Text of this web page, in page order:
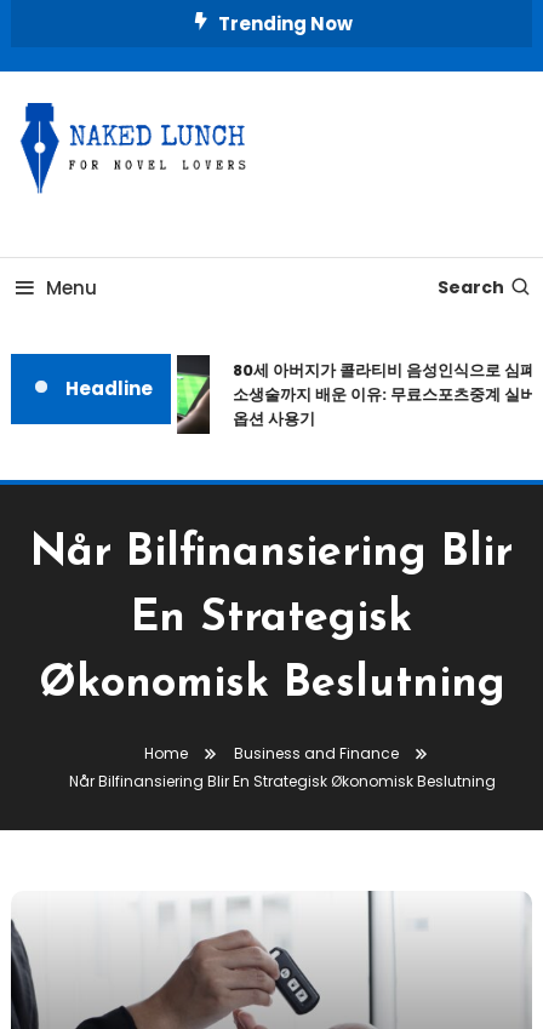
Trending Now
Menu Search
Headline
80세 아버지가 콜라티비 음성인식으로 심폐
소생술까지 배운 이유: 무료스포츠중계 실버
옵션 사용기
Når Bilfinansiering Blir
En Strategisk
Økonomisk Beslutning
Home
Business and Finance
Når Bilfinansiering Blir En Strategisk Økonomisk Beslutning